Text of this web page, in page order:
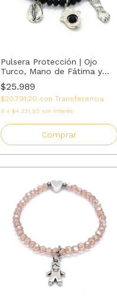
Pulsera Protección | Ojo
Turco, Mano de Fátima y
Ónix | AMALO
$25.989
$20.791,20 con Transferencia
6 x $4.331,50 sin interés
Comprar